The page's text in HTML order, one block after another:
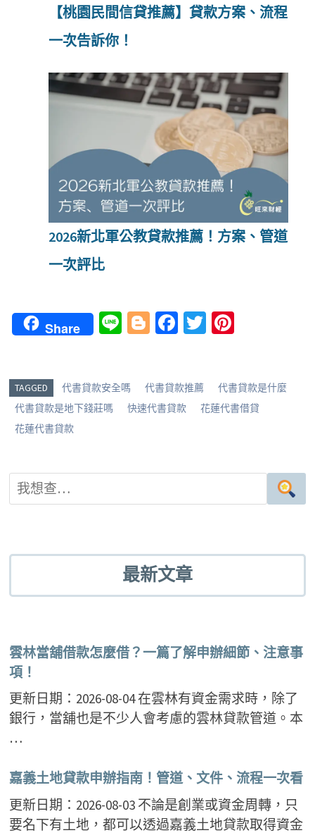
【桃園民間信貸推薦】貸款方案、流程
一次告訴你！
2026新北軍公教貸款推薦！方案、管道
一次評比
Share
Li Bl
g
er
Fa
o
o
T
er es
t
TAGGED 代書貸款安全嗎 代書貸款推薦
代書貸款是什麼
代書貸款是地下錢莊嗎
快速代書貸款
花蓮代書借貸
花蓮代書貸款
最新文章
雲林當舖借款怎麼借？一篇了解申辦細節、注意事
項！
更新日期：2026-08-04 在雲林有資金需求時，除了
銀行，當舖也是不少人會考慮的雲林貸款管道。本
…
嘉義土地貸款申辦指南！管道、文件、流程一次看
更新日期：2026-08-03 不論是創業或資金周轉，只
要名下有土地，都可以透過嘉義土地貸款取得資金